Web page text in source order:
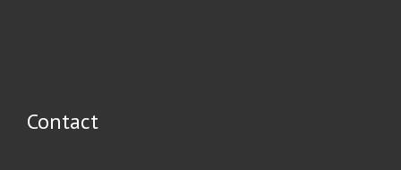
Contact